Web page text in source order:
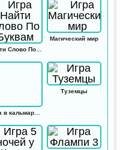
Найти Слово По Буквам
Магический мир
Игра в кальмара: Амонг ас
Туземцы